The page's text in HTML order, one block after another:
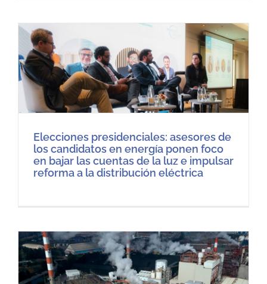
Elecciones presidenciales: asesores de
los candidatos en energía ponen foco
en bajar las cuentas de la luz e impulsar
reforma a la distribución eléctrica